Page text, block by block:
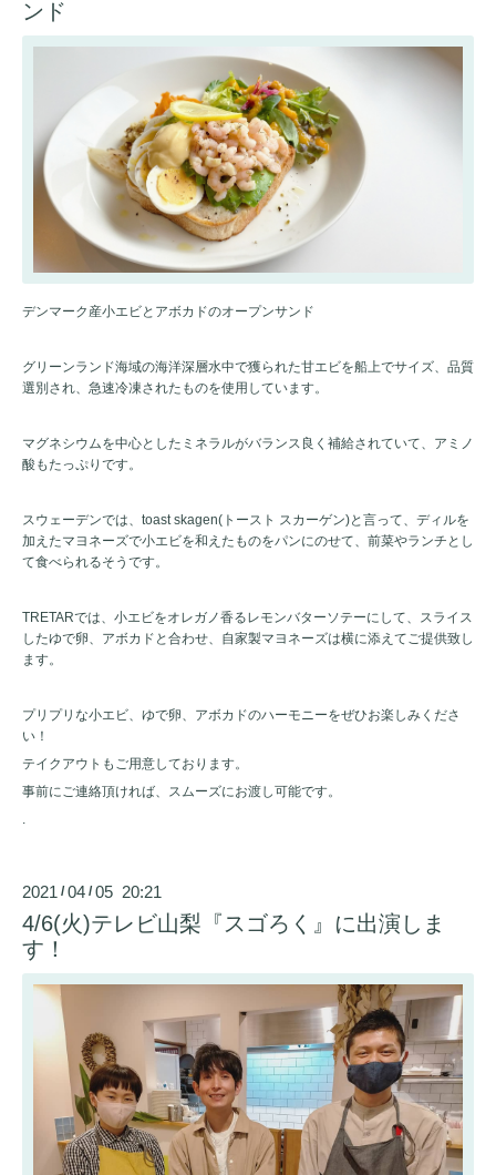
ンド
デンマーク産小エビとアボカドのオープンサンド
グリーンランド海域の海洋深層水中で獲られた甘エビを船上でサイズ、品質
選別され、急速冷凍されたものを使用しています。
マグネシウムを中心としたミネラルがバランス良く補給されていて、アミノ
酸もたっぷりです。
スウェーデンでは、toast skagen(トースト スカーゲン)と言って、ディルを
加えたマヨネーズで小エビを和えたものをパンにのせて、前菜やランチとし
て食べられるそうです。
TRETARでは、小エビをオレガノ香るレモンバターソテーにして、スライス
したゆで卵、アボカドと合わせ、自家製マヨネーズは横に添えてご提供致し
ます。
プリプリな小エビ、ゆで卵、アボカドのハーモニーをぜひお楽しみくださ
い！
テイクアウトもご用意しております。
事前にご連絡頂ければ、スムーズにお渡し可能です。
2021 /04 /05 20:21
4/6(火)テレビ山梨『スゴろく』に出演しま
す！